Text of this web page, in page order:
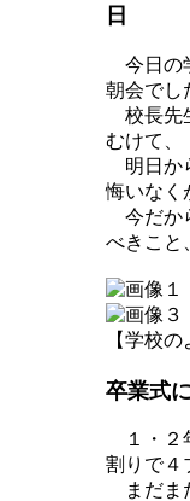
日
今日の
朝会でし
校長先
むけて、
明日か
悔いなく
今だか
べきこと
【学校
卒
１・２
割りで４
まだま